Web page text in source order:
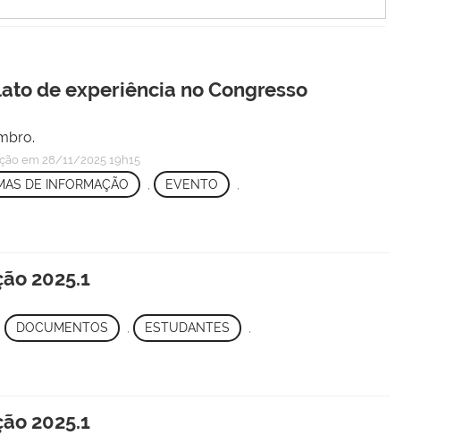
de experiência no Congresso
em 28/11/2025 19h15
DE INFORMAÇÃO EVENTO
2025.1
, DOCUMENTOS , ESTUDANTES ,
2025.1